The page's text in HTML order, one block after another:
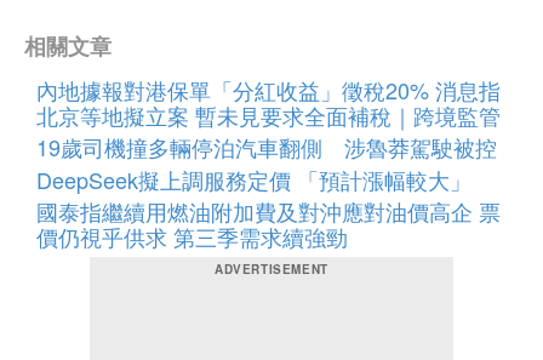
相關文章
內地據報對港保單「分紅收益」徵稅20% 消息指
北京等地擬立案 暫未見要求全面補稅｜跨境監管
19歲司機撞多輛停泊汽車翻側 涉魯莽駕駛被控
DeepSeek擬上調服務定價 「預計漲幅較大」
國泰指繼續用燃油附加費及對沖應對油價高企 票
價仍視乎供求 第三季需求續強勁